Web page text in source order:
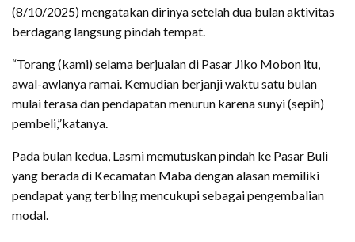
(8/10/2025) mengatakan dirinya setelah dua bulan aktivitas
berdagang langsung pindah tempat.
“Torang (kami) selama berjualan di Pasar Jiko Mobon itu,
awal-awlanya ramai. Kemudian berjanji waktu satu bulan
mulai terasa dan pendapatan menurun karena sunyi (sepih)
pembeli,”katanya.
Pada bulan kedua, Lasmi memutuskan pindah ke Pasar Buli
yang berada di Kecamatan Maba dengan alasan memiliki
pendapat yang terbilng mencukupi sebagai pengembalian
modal.